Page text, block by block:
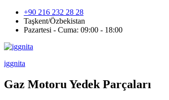
+90 216 232 28 28
Taşkent/Özbekistan
Pazartesi - Cuma: 09:00 - 18:00
iggnita
Gaz Motoru Yedek Parçaları